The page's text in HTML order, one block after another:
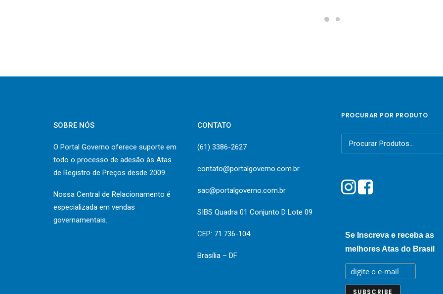
SOBRE NÓS
O Portal Governo oferece suporte em
todo o processo de adesão às Atas
de Registro de Preços desde 2009.
Nossa Central de Relacionamento é
especializada em vendas
governamentais.
CONTATO
(61) 3386-2627
contato@portalgoverno.com.br
sac@portalgoverno.com.br
SIBS Quadra 01 Conjunto D Lote 09
CEP: 71.736-104
Brasília – DF
PROCURAR POR PRODUTO
Pesquisar
por:
Se Inscreva e receba as
melhores Atas do Brasil